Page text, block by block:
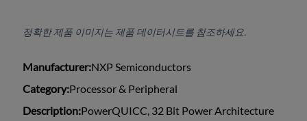
정확한 제품 이미지는 제품 데이터시트를 참조하세요.
Manufacturer:NXP Semiconductors
Category:Processor & Peripheral
Description:PowerQUICC, 32 Bit Power Architecture